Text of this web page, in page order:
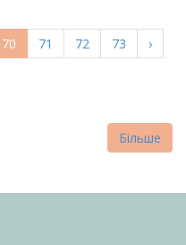
Поточна
сторінка
70 Page
71 Page
72 Page
73
›
Більше